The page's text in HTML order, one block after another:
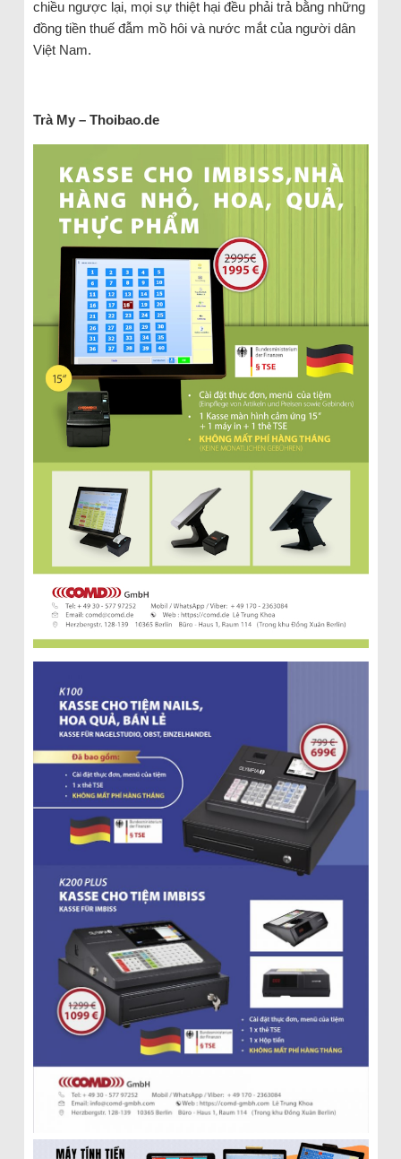
chiều ngược lại, mọi sự thiệt hại đều phải trả bằng những
đồng tiền thuế đẫm mồ hôi và nước mắt của người dân
Việt Nam.
Trà My – Thoibao.de